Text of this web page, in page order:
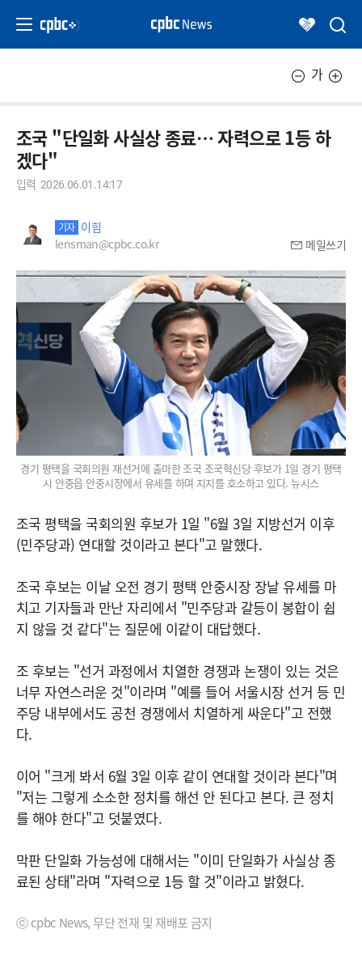
가
조국 "단일화 사실상 종료… 자력으로 1등 하
겠다"
입력 2026.06.01.14:17
기자 이힘
lensman@cpbc.co.kr
메일쓰기
경기 평택을 국회의원 재선거에 출마한 조국 조국혁신당 후보가 1일 경기 평택
시 안중읍 안중시장에서 유세를 하며 지지를 호소하고 있다. 뉴시스
조국 평택을 국회의원 후보가 1일 "6월 3일 지방선거 이후
(민주당과) 연대할 것이라고 본다"고 말했다.
조국 후보는 이날 오전 경기 평택 안중시장 장날 유세를 마
치고 기자들과 만난 자리에서 "민주당과 갈등이 봉합이 쉽
지 않을 것 같다"는 질문에 이같이 대답했다.
조 후보는 "선거 과정에서 치열한 경쟁과 논쟁이 있는 것은
너무 자연스러운 것"이라며 "예를 들어 서울시장 선거 등 민
주당 내부에서도 공천 경쟁에서 치열하게 싸운다"고 전했
다.
이어 "크게 봐서 6월 3일 이후 같이 연대할 것이라 본다"며
"저는 그렇게 소소한 정치를 해선 안 된다고 본다. 큰 정치
를 해야 한다"고 덧붙였다.
막판 단일화 가능성에 대해서는 "이미 단일화가 사실상 종
료된 상태"라며 "자력으로 1등 할 것"이라고 밝혔다.
ⓒ cpbc News, 무단 전재 및 재배포 금지